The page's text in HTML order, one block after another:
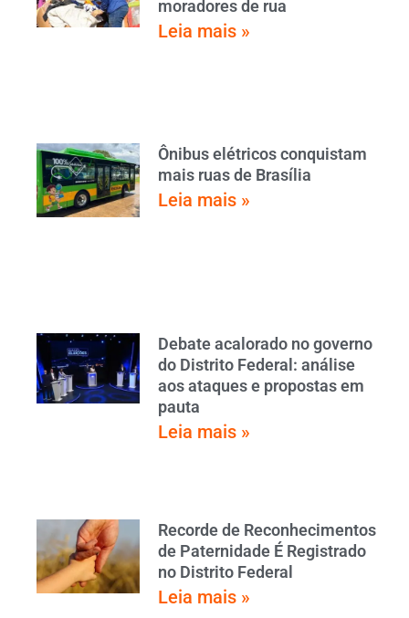
moradores de rua
Leia mais »
Ônibus elétricos conquistam
mais ruas de Brasília
Leia mais »
Debate acalorado no governo
do Distrito Federal: análise
aos ataques e propostas em
pauta
Leia mais »
Recorde de Reconhecimentos
de Paternidade É Registrado
no Distrito Federal
Leia mais »